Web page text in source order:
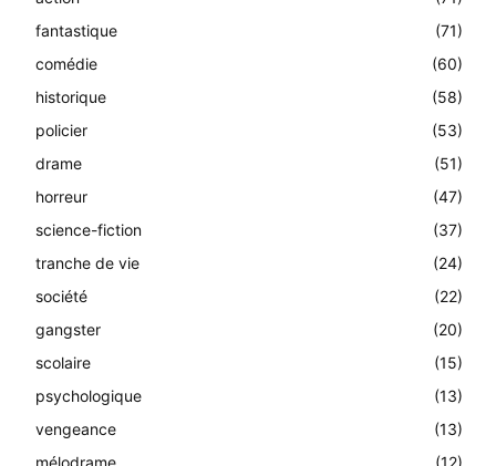
fantastique
(71)
comédie
(60)
historique
(58)
policier
(53)
drame
(51)
horreur
(47)
science-fiction
(37)
tranche de vie
(24)
société
(22)
gangster
(20)
scolaire
(15)
psychologique
(13)
vengeance
(13)
mélodrame
(12)